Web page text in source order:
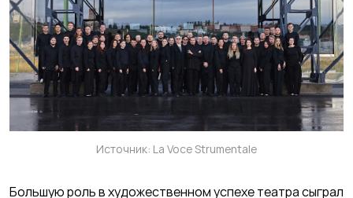
Источник: La Voce Strumentale
Большую роль в художественном успехе театра сыграл